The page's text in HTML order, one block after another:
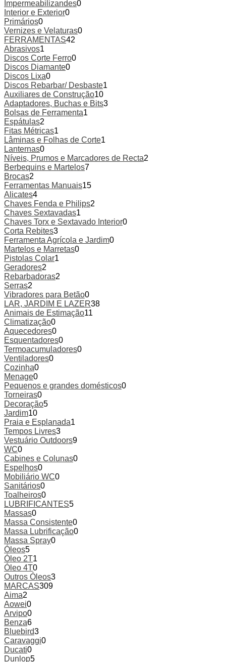
Impermeabilizandes0
Interior e Exterior0
Primários0
Vernizes e Velaturas0
FERRAMENTAS42
Abrasivos1
Discos Corte Ferro0
Discos Diamante0
Discos Lixa0
Discos Rebarbar/ Desbaste1
Auxiliares de Construção10
Adaptadores, Buchas e Bits3
Bolsas de Ferramenta1
Espátulas2
Fitas Métricas1
Lâminas e Folhas de Corte1
Lanternas0
Níveis, Prumos e Marcadores de Recta2
Berbequins e Martelos7
Brocas2
Ferramentas Manuais15
Alicates4
Chaves Fenda e Philips2
Chaves Sextavadas1
Chaves Torx e Sextavado Interior0
Corta Rebites3
Ferramenta Agrícola e Jardim0
Martelos e Marretas0
Pistolas Colar1
Geradores2
Rebarbadoras2
Serras2
Vibradores para Betão0
LAR, JARDIM E LAZER38
Animais de Estimação11
Climatização0
Aquecedores0
Esquentadores0
Termoacumuladores0
Ventiladores0
Cozinha0
Menage0
Pequenos e grandes domésticos0
Torneiras0
Decoração5
Jardim10
Praia e Esplanada1
Tempos Livres3
Vestuário Outdoors9
WC0
Cabines e Colunas0
Espelhos0
Mobiliário WC0
Sanitários0
Toalheiros0
LUBRIFICANTES5
Massas0
Massa Consistente0
Massa Lubrificação0
Massa Spray0
Óleos5
Óleo 2T1
Óleo 4T0
Outros Óleos3
MARCAS309
Aima2
Aowei0
Arvipo0
Benza6
Bluebird3
Caravaggi0
Ducati0
Dunlop5